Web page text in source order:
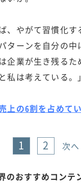
、やがて習慣化
ターンを自分の中
企業が生き残るた
私は考えている。」
上の6割を占めて
1 2 次へ
のおすすめコンテ